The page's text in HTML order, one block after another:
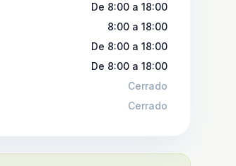
De 8:00 a 18:00
8:00 a 18:00
De 8:00 a 18:00
De 8:00 a 18:00
Cerrado
Cerrado